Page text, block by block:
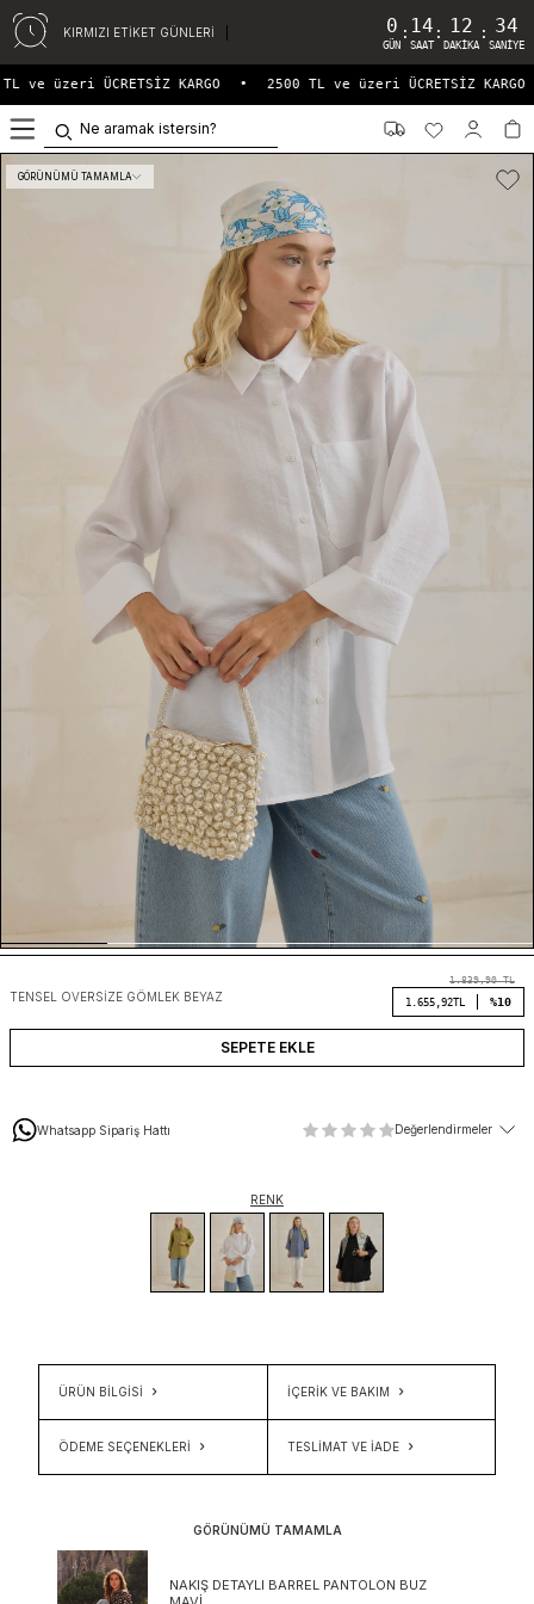
KIRMIZI ETİKET GÜNLERİ 0
GÜN
: 14
SAAT
: 12
DAKIKA
: 34
SANIYE
ve üzeri ÜCRETSİZ KARGO • 2500 TL ve üzeri ÜCRETSİZ KARGO
GÖRÜNÜMÜ TAMAMLA
TENSEL OVERSIZE GÖMLEK BEYAZ
1.839,90TL
1.655,92TL %10
SEPETE EKLE
Whatsapp Sipariş Hattı Değerlendirmeler
RENK
ÜRÜN BİLGİSİ İÇERIK VE BAKIM
ÖDEME SEÇENEKLERI TESLIMAT VE İADE
GÖRÜNÜMÜ TAMAMLA
NAKIŞ DETAYLI BARREL PANTOLON BUZ